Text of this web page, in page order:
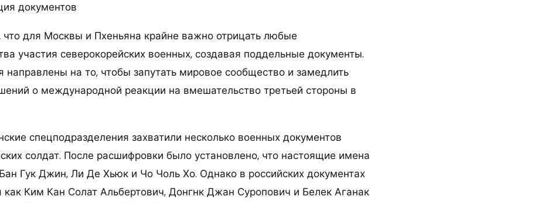
документов
для Москвы и Пхеньяна крайне важно отрицать любые
участия северокорейских военных, создавая поддельные документы.
направлены на то, чтобы запутать мировое сообщество и замедлить
о международной реакции на вмешательство третьей стороны в
спецподразделения захватили несколько военных документов
солдат. После расшифровки было установлено, что настоящие имена
Гук Джин, Ли Де Хьюк и Чо Чоль Хо. Однако в российских документах
как Ким Кан Солат Альбертович, Донгнк Джан Суропович и Белек Аганак